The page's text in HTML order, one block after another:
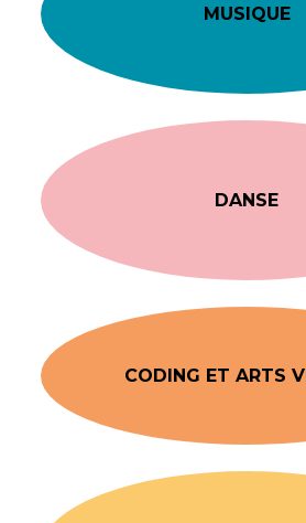
MUSIQUE
DANSE
CODING ET ARTS